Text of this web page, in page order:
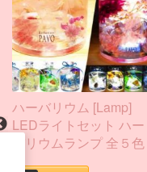
ハーバリウム [Lamp]
LEDライトセット ハー
バリウムランプ 全５色